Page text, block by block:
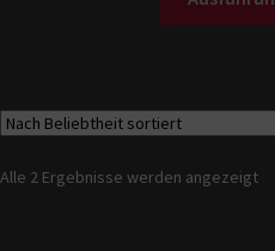
Alle 2 Ergebnisse werden angezeigt